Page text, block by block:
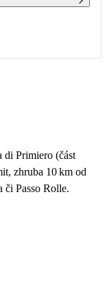
9 10
13 440 13 440
di Primiero (část
zhruba 10 km od
či Passo Rolle.